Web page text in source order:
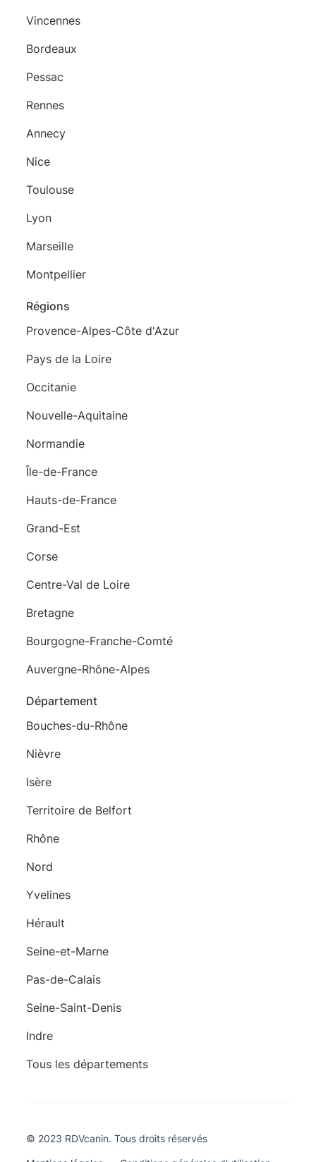
Vincennes
Bordeaux
Pessac
Rennes
Annecy
Nice
Toulouse
Lyon
Marseille
Montpellier
Régions
Provence-Alpes-Côte d'Azur
Pays de la Loire
Occitanie
Nouvelle-Aquitaine
Normandie
Île-de-France
Hauts-de-France
Grand-Est
Corse
Centre-Val de Loire
Bretagne
Bourgogne-Franche-Comté
Auvergne-Rhône-Alpes
Département
Bouches-du-Rhône
Nièvre
Isère
Territoire de Belfort
Rhône
Nord
Yvelines
Hérault
Seine-et-Marne
Pas-de-Calais
Seine-Saint-Denis
Indre
Tous les départements
© 2023 RDVcanin. Tous droits réservés